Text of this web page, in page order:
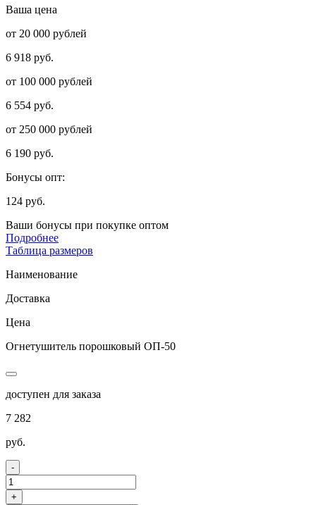
Ваша цена
от 20 000 рублей
6 918 руб.
от 100 000 рублей
6 554 руб.
от 250 000 рублей
6 190 руб.
Бонусы опт:
124 руб.
Ваши бонусы при покупке оптом
Подробнее
Таблица размеров
Наименование
Доставка
Цена
Огнетушитель порошковый ОП-50
доступен для заказа
7 282
руб.
-
+